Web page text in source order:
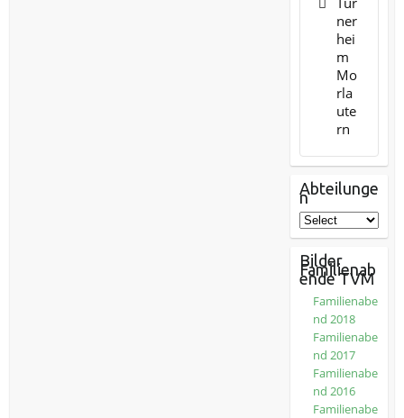
ner
hei
m
Mo
rla
ute
rn
Abteilunge
n
Bilder
Familienab
ende TVM
Familienabe
nd 2018
Familienabe
nd 2017
Familienabe
nd 2016
Familienabe